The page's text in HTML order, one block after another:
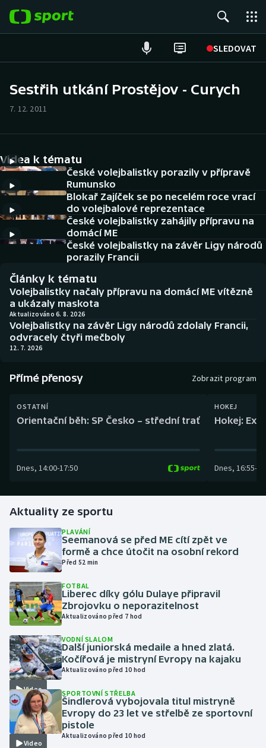
SLEDOVAT
Hokej
Tenis
Atletika
Cyklistika
DALŠÍ SPORTY
Americký fotbal
Baseball a softbal
Basketbal
Biatlon
Curling
Florbal
Golf
Gymnastika
Házená
Jezdectví
Judo
Krasobruslení
Lezení
Lyže a snowboard
NEPŘEHLÉDNĚTE
Soutěže
Historické návraty
Aplikace ČT sport
Sestřih utkání Prostějov - Curych
7. 12. 2011
Videa k tématu
České volejbalistky porazily v přípravě
Rumunsko
Blokař Zajíček se po necelém roce vrací
do volejbalové reprezentace
České volejbalistky zahájily přípravu na
domácí ME
České volejbalistky na závěr Ligy národů
porazily Francii
Články k tématu
Volejbalistky načaly přípravu na domácí ME vítězně
a ukázaly maskota
Aktualizováno 6. 8. 2026
Volejbalistky na závěr Ligy národů zdolaly Francii,
odvracely čtyři mečboly
12. 7. 2026
Přímé přenosy Zobrazit program
OSTATNÍ
Orientační běh: SP Česko – střední trať
Dnes, 14:00-17:50
HOKEJ
Hokej:
Dnes, 16:55-
Aktuality ze sportu
PLAVÁNÍ
Seemanová se před ME cítí zpět ve
formě a chce útočit na osobní rekord
Před 52 min
FOTBAL
Liberec díky gólu Dulaye připravil
Zbrojovku o neporazitelnost
Aktualizováno před 7 hod
Video
VODNÍ SLALOM
Další juniorská medaile a hned zlatá.
Kočířová je mistryní Evropy na kajaku
Aktualizováno před 10 hod
Video
SPORTOVNÍ STŘELBA
Šindlerová vybojovala titul mistryně
Evropy do 23 let ve střelbě ze sportovní
pistole
Aktualizováno před 10 hod